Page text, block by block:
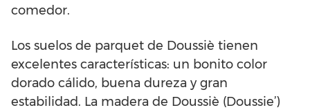
comedor.
Los suelos de parquet de Doussiè tienen
excelentes características: un bonito color
dorado cálido, buena dureza y gran
estabilidad. La madera de Doussiè (Doussie’)